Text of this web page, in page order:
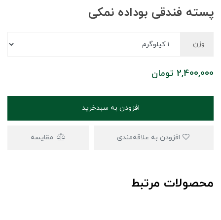
پسته فندقی بوداده نمکی
وزن
2,400,000 تومان
افزودن به سبدخرید
مقایسه
محصولات مرتبط